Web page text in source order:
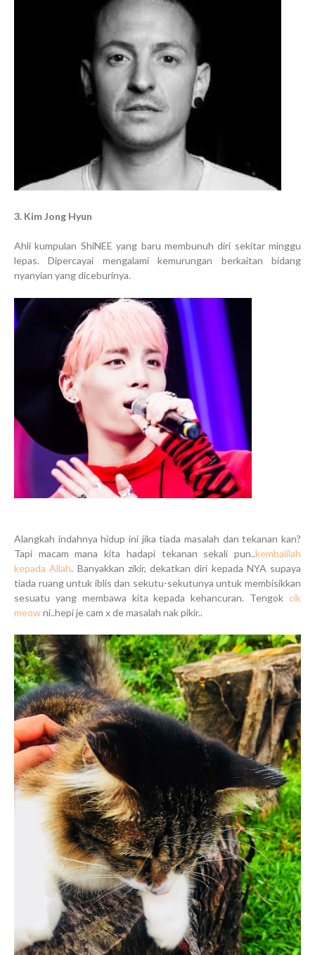
3. Kim Jong Hyun
Ahli kumpulan ShiNEE yang baru membunuh diri sekitar minggu
lepas. Dipercayai mengalami kemurungan berkaitan bidang
nyanyian yang diceburinya.
Alangkah indahnya hidup ini jika tiada masalah dan tekanan kan?
Tapi macam mana kita hadapi tekanan sekali pun..kembalilah
kepada Allah. Banyakkan zikir, dekatkan diri kepada NYA supaya
tiada ruang untuk iblis dan sekutu-sekutunya untuk membisikkan
sesuatu yang membawa kita kepada kehancuran. Tengok cik
meowni..hepi je cam x de masalah nak pikir..